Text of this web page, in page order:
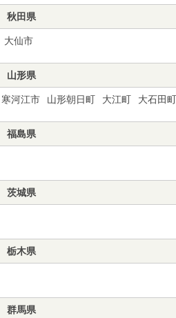
秋田県
大仙市
山形県
寒河江市 山形朝日町 大江町 大石田町
福島県
茨城県
栃木県
群馬県